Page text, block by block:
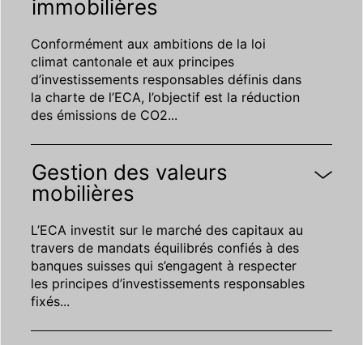
immobilières
Conformément aux ambitions de la loi
climat cantonale et aux principes
d’investissements responsables définis dans
la charte de l’ECA, l’objectif est la réduction
des émissions de CO2...
Gestion des valeurs
mobilières
L’ECA investit sur le marché des capitaux au
travers de mandats équilibrés confiés à des
banques suisses qui s’engagent à respecter
les principes d’investissements responsables
fixés...